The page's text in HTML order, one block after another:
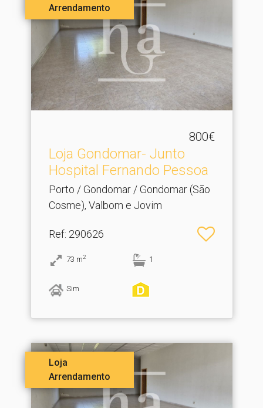
Arrendamento
800€
Loja Gondomar- Junto
Hospital Fernando Pessoa
Porto / Gondomar / Gondomar (São
Cosme), Valbom e Jovim
Ref: 290626
73 m2 1
Sim
Loja
Arrendamento